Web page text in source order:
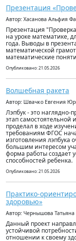
Презентация
Автор: Хасанова Альфия
Презентация
на уроке математике,
года. Выводы в
математической
математические
Опубликовано: 21.05.2026
Волшебная ракета
Автор: Швачко Евгения
Лэпбук - это наглядно-
этап самостоятельной
проделал в ходе
требованиям ФГОС
изготовления лэпбука
большим интересом
форма работы создает
способностей ребенка.
Опубликовано: 21.05.2026
Практико-
здоровью»
Автор: Чернышова Татьяна
Данный проект
устойчивой
отношении к своему